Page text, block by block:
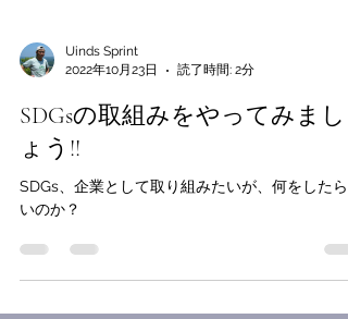
2022年10月23日
読了時間: 2分
SDGsの取組みをやってみまし
ょう!!
いのか？